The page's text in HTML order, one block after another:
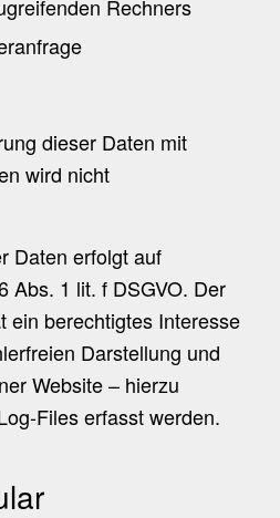
Rechners
dieser Daten mit
wird nicht
Daten erfolgt auf
Abs. 1 lit. f DSGVO. Der
ein berechtigtes Interesse
Darstellung und
Website – hierzu
Files erfasst werden.